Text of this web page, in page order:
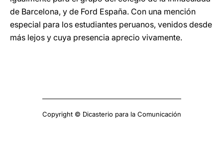
de Barcelona, y de Ford España. Con una mención
especial para los estudiantes peruanos, venidos desde
más lejos y cuya presencia aprecio vivamente.
Copyright © Dicasterio para la Comunicación